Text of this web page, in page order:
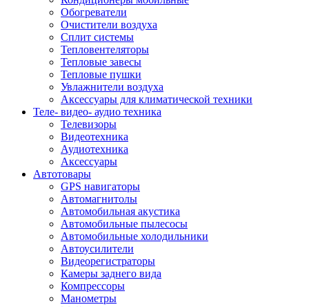
Обогреватели
Очистители воздуха
Сплит системы
Тепловентеляторы
Тепловые завесы
Тепловые пушки
Увлажнители воздуха
Аксессуары для климатической техники
Теле- видео- аудио техника
Телевизоры
Видеотехника
Аудиотехника
Аксессуары
Автотовары
GPS навигаторы
Автомагнитолы
Автомобильная акустика
Автомобильные пылесосы
Автомобильные холодильники
Автоусилители
Видеорегистраторы
Камеры заднего вида
Компрессоры
Манометры